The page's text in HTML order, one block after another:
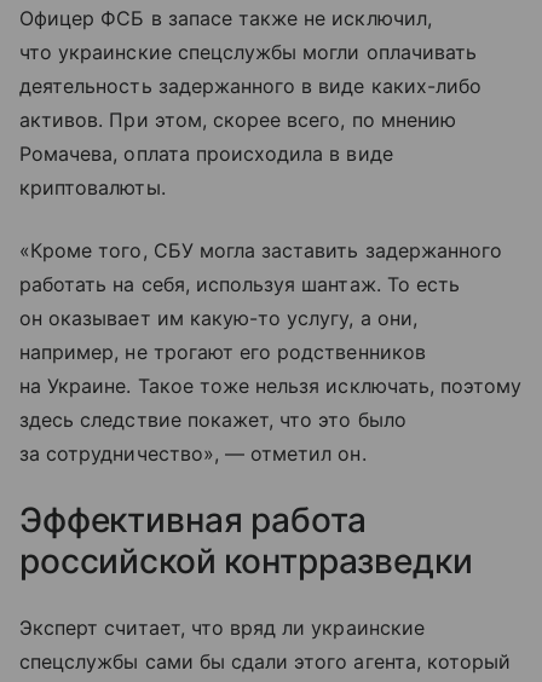
Офицер ФСБ в запасе также не исключил,
что украинские спецслужбы могли оплачивать
деятельность задержанного в виде каких-либо
активов. При этом, скорее всего, по мнению
Ромачева, оплата происходила в виде
криптовалюты.
«Кроме того, СБУ могла заставить задержанного
работать на себя, используя шантаж. То есть
он оказывает им какую-то услугу, а они,
например, не трогают его родственников
на Украине. Такое тоже нельзя исключать, поэтому
здесь следствие покажет, что это было
за сотрудничество», — отметил он.
Эффективная работа
российской контрразведки
Эксперт считает, что вряд ли украинские
спецслужбы сами бы сдали этого агента, который